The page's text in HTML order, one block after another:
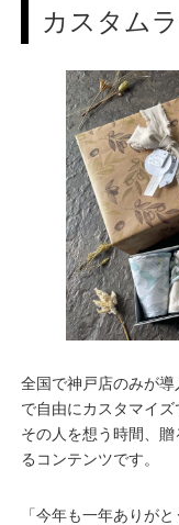
カスタム
全国で神戸店のみが
で自由にカスタマイズ
その人を想う時間、
るコンテンツです。
「今年も一年ありがと